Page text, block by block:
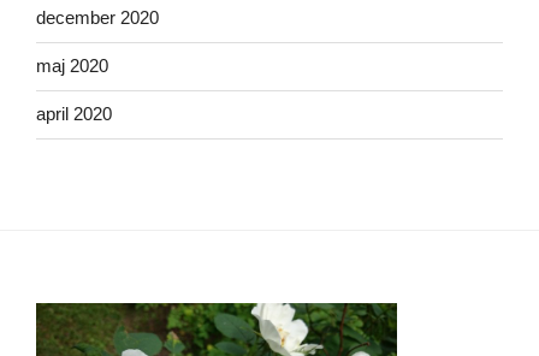
december 2020
maj 2020
april 2020